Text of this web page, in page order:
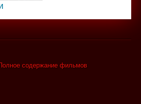
содержание фильмов